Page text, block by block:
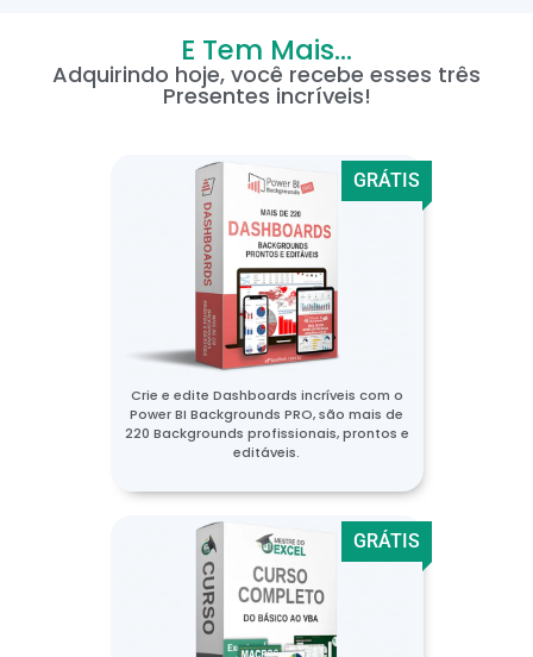
E Tem Mais...
Adquirindo hoje, você recebe esses três
Presentes incríveis!
GRÁTIS
Crie e edite Dashboards incríveis com o
Power BI Backgrounds PRO, são mais de
220 Backgrounds profissionais, prontos e
editáveis.
GRÁTIS